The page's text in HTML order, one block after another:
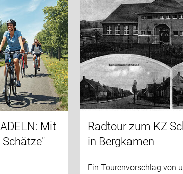
Mit
Radtour zum KZ
in Bergkamen
Ein Tourenvorschlag von